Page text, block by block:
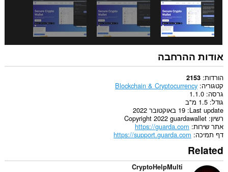
אודות ההרחבה
הורדות 2153
קטגוריה Blockchain & Cryptocurrency
גרסה 1.1.0
גודל 1.5 מ"ב
Last update 19 באוקטובר 2022
רשיון Copyright 2022 guardawallet
אתר שירות https://guarda.com
דף תמיכה https://support.guarda.com
Related
CryptoHelpMulti